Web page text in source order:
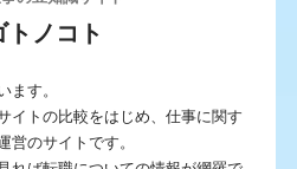
トノコト
ます。
イトの比較をはじめ、仕事に関す
営のサイトです。